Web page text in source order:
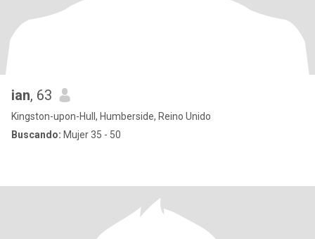
ian, 63
Kingston-upon-Hull, Humberside, Reino Unido
Buscando: Mujer 35 - 50